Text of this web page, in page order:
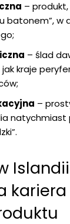
–
batonem”, w
– ślad
kraje
–
natychmiast
kariera